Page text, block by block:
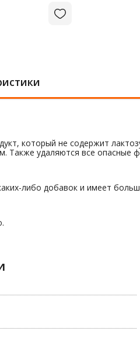
который не содержит
Также удаляются все
либо добавок и имеет